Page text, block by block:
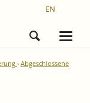
EN
Abgeschlossene